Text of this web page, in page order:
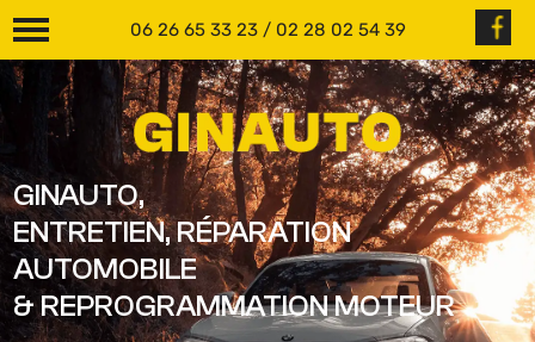
06 26 65 33 23/ 02 28 02 54 39
GINAUTO,
ENTRETIEN, RÉPARATION
AUTOMOBILE
& REPROGRAMMATION MOTEUR